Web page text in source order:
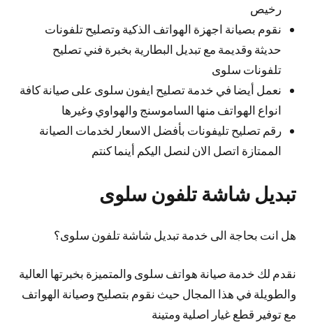
رخيص
نقوم بصيانة اجهزة الهواتف الذكية وتصليح تلفونات
حديثة وقديمة مع تبديل البطارية بخبرة فني تصليح
تلفونات سلوى
نعمل أيضا في خدمة تصليح ايفون سلوى على صيانة كافة
انواع الهواتف منها الساموسنج والهواوي وغيرها
رقم تصليح تليفونات بأفضل الاسعار لخدمات الصيانة
الممتازة اتصل الان لنصل اليكم أينما كنتم
تبديل شاشة تلفون سلوى
هل انت بحاجة الى خدمة تبديل شاشة تلفون سلوى؟
نقدم لك خدمة صيانة هواتف سلوى والمتميزة بخبرتها العالية
والطويلة في هذا المجال حيث نقوم بتصليح وصيانة الهواتف
مع توفير قطع غيار اصلية ومتينة